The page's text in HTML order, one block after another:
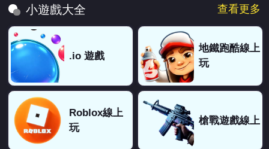
小遊戲大全 查看更多
.io 遊戲
地鐵跑酷線上
玩
Roblox線上
玩
槍戰遊戲線上